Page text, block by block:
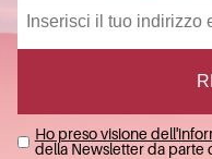
Ho preso visione
della Newsletter da parte